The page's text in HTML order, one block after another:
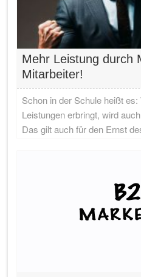
Mehr Leistung durch
Mitarbeiter!
Schon in der Schule heißt
Leistungen erbringt, wird
Das gilt auch für den Ernst